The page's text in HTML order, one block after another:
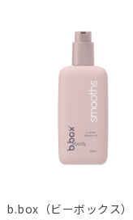
b.box（ビーボックス）